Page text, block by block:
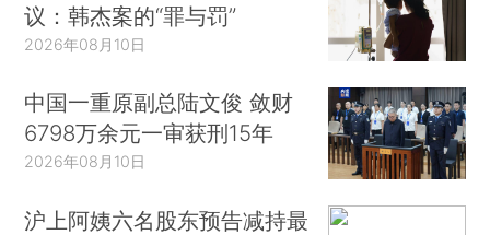
议：韩杰案的“罪与罚”
2026年08月10日
中国一重原副总陆文俊 敛财
6798万余元一审获刑15年
2026年08月10日
沪上阿姨六名股东预告减持最